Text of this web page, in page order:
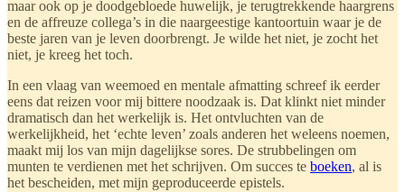
maar ook op je doodgebloede huwelijk, je terugtrekkende haargrens
en de affreuze collega’s in die naargeestige kantoortuin waar je de
beste jaren van je leven doorbrengt. Je wilde het niet, je zocht het
niet, je kreeg het toch.
In een vlaag van weemoed en mentale afmatting schreef ik eerder
eens dat reizen voor mij bittere noodzaak is. Dat klinkt niet minder
dramatisch dan het werkelijk is. Het ontvluchten van de
werkelijkheid, het ‘echte leven’ zoals anderen het weleens noemen,
maakt mij los van mijn dagelijkse sores. De strubbelingen om
munten te verdienen met het schrijven. Om succes te boeken, al is
het bescheiden, met mijn geproduceerde epistels.